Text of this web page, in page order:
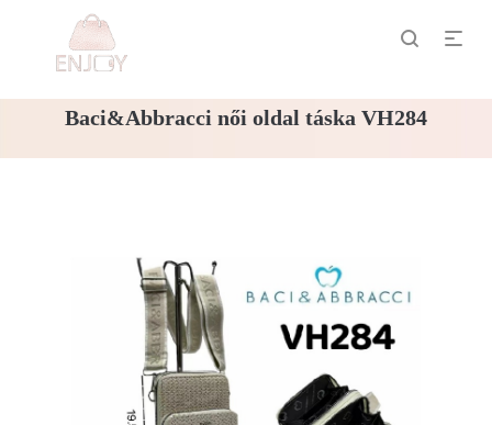
Baci&Abbracci női oldal táska VH284